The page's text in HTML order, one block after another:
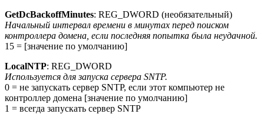
GetDcBackoffMinutes: REG_DWORD (необязательный)
Начальный интервал времени в минутах перед поиском
контроллера домена, если последняя попытка была неудачной.
15 = [значение по умолчанию]
LocalNTP: REG_DWORD
Используется для запуска сервера SNTP.
0 = не запускать сервер SNTP, если этот компьютер не
контроллер домена [значение по умолчанию]
1 = всегда запускать сервер SNTP